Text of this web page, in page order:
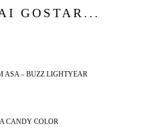
GOSTAR...
ASA – BUZZ LIGHTYEAR
CANDY COLOR